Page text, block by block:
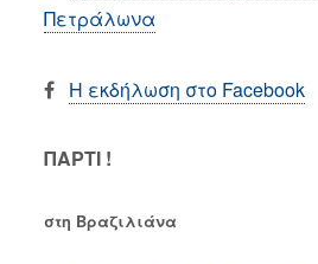
Πετράλωνα
Η εκδήλωση στο Facebook
ΠΑΡΤΙ !
στη Βραζιλιάνα